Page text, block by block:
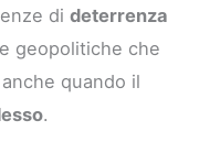
dideterrenza
geopolitiche che
anche quando il
.